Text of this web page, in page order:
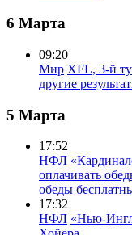
6 Марта
09:20
Мир XFL, 3-й
другие
5 Марта
17:52
НФЛ
оплачивать
обеды
17:32
НФЛ «Нью-